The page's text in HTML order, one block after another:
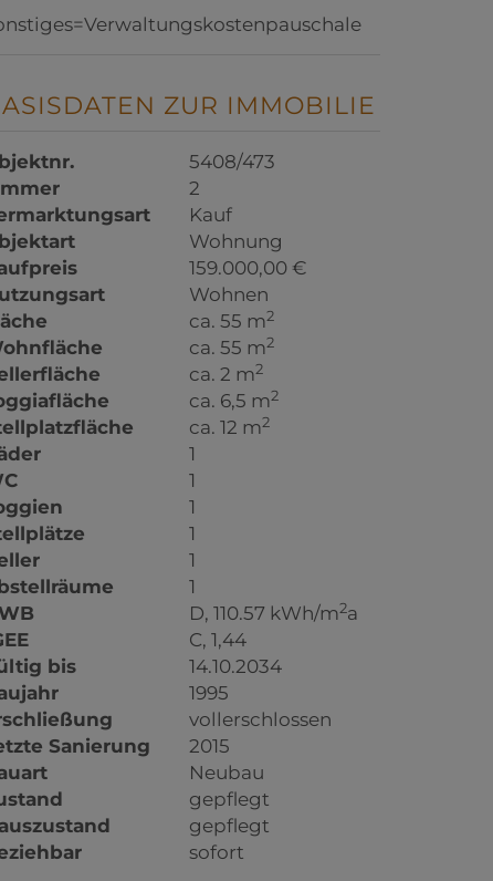
ZUR IMMOBILIE
5408/473
2
Kauf
Wohnung
159.000,00 €
Wohnen
ca. 55 m2
ca. 55 m2
ca. 2 m2
ca. 6,5 m2
ca. 12 m2
1
1
1
1
1
1
D, 110.57 kWh/m2a
C, 1,44
bis
14.10.2034
1995
vollerschlossen
Sanierung
2015
Neubau
gepflegt
gepflegt
sofort